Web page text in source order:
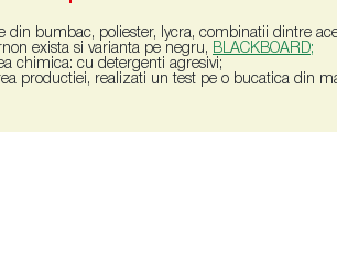
din bumbac, poliester, lycra, combinatii dintre
exista si varianta pe negru, BLACKBOARD;
chimica: cu detergenti agresivi;
productiei, realizati un test pe o bucatica din